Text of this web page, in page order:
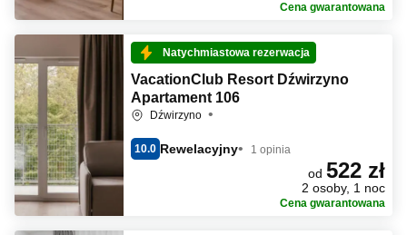
Cena gwarantowana
Natychmiastowa rezerwacja
VacationClub Resort Dźwirzyno
Apartament 106
Dźwirzyno
10.0 Rewelacyjny 1 opinia
od 522 zł
2 osoby, 1 noc
Cena gwarantowana